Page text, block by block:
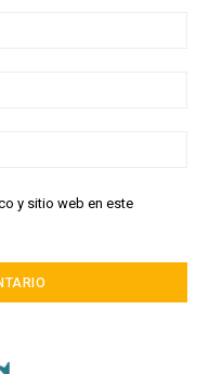
y sitio web en este